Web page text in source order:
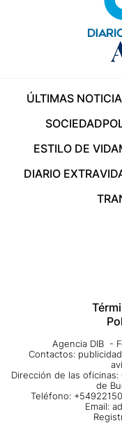
ÚLTIMAS
SOCIEDAD
ESTILO DE VIDA
DIARIO EXTRA
Agencia DIB -
Contactos:
Dirección de las oficinas:
de
Teléfono:
Email: